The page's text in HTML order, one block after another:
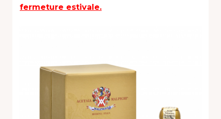
fermeture estivale.